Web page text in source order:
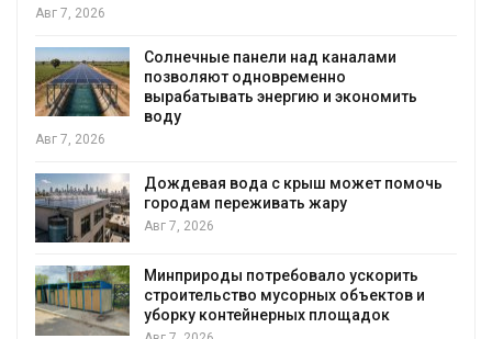
Авг 7, 2026
Солнечные панели над каналами
позволяют одновременно
вырабатывать энергию и экономить
воду
Авг 7, 2026
Дождевая вода с крыш может помочь
городам переживать жару
Авг 7, 2026
Минприроды потребовало ускорить
строительство мусорных объектов и
уборку контейнерных площадок